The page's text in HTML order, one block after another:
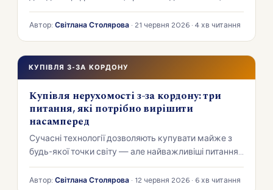
можуть коштувати більше за невелику надбавку до
ціни.
Автор: Світлана Столярова · 21 червня 2026 · 4 хв читання
КУПІВЛЯ З-ЗА КОРДОНУ
Купівля нерухомості з-за кордону: три
питання, які потрібно вирішити
насамперед
Сучасні технології дозволяють купувати майже з
будь-якої точки світу — але найважливіші питання
слід вирішити ще до перегляду об'єктів. Ось три з
них.
Автор: Світлана Столярова · 12 червня 2026 · 6 хв читання